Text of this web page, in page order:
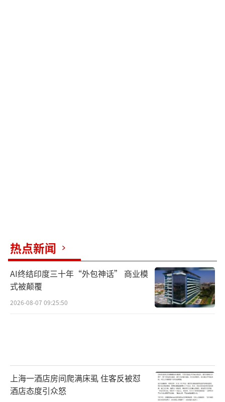
热点新闻
AI终结印度三十年“外包神话” 商业模
式被颠覆
2026-08-07 09:25:50
上海一酒店房间爬满床虱 住客反被怼
酒店态度引众怒